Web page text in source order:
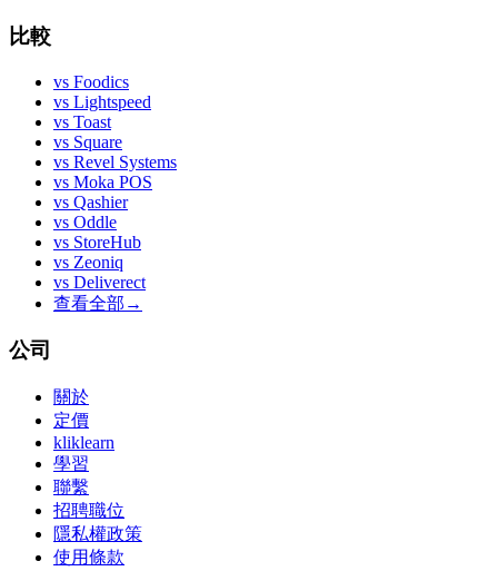
比較
vs Foodics
vs Lightspeed
vs Toast
vs Square
vs Revel Systems
vs Moka POS
vs Qashier
vs Oddle
vs StoreHub
vs Zeoniq
vs Deliverect
查看全部 →
公司
關於
定價
kliklearn
學習
聯繫
招聘職位
隱私權政策
使用條款